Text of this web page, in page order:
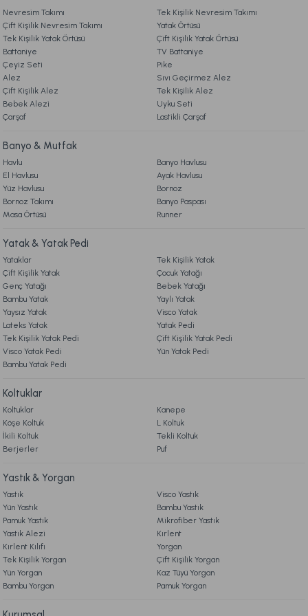
Bu ürüne benzer farklı alternatifler olmalı.
Gönder
3. ÖDEME
4. KARGO & TESLİMAT
5. İADE & DEĞİŞİM
7. KAMPANYA & İNDİRİMLER
9. YATAK & KOLTUK SİPARİŞ VE İADE İŞLEMLERİ
İndirim 4.490,00 TL
Ücretsiz Kargo
Venüs Next Comforter Uyku Seti Tek Kişilik
3.699,00 TL
Ücretsiz Kargo
Monica Next Comforter Uyku Seti Tek Kişilik
3.699,00 TL
Ücretsiz Kargo
Serra Next Comforter Uyku Seti Tek Kişilik
3.699,00 TL
%25
İndirim 3.499,00 TL
Double Comfort Uyku Paketi Tek Kişilik - Gri-Antrasit
%25
İndirim
4.685,00 TL
3.499,00 TL
Double Comfort Uyku Paketi Tek Kişilik - Gül Kurusu - Ekru
Nevresim Takımı
Tek Kişilik Nevresim Takımı
Çift Kişilik Nevresim Takımı
Yatak Örtüsü
Tek Kişilik Yatak Örtüsü
Çift Kişilik Yatak Örtüsü
Battaniye
TV Battaniye
Çeyiz Seti
Pike
Alez
Sıvı Geçirmez Alez
Çift Kişilik Alez
Tek Kişilik Alez
Bebek Alezi
Uyku Seti
Çarşaf
Lastikli Çarşaf
Banyo & Mutfak
Havlu
Banyo Havlusu
El Havlusu
Ayak Havlusu
Yüz Havlusu
Bornoz
Bornoz Takımı
Banyo Paspası
Masa Örtüsü
Runner
Yatak & Yatak Pedi
Yataklar
Tek Kişilik Yatak
Çift Kişilik Yatak
Çocuk Yatağı
Genç Yatağı
Bebek Yatağı
Bambu Yatak
Yaylı Yatak
Yaysız Yatak
Visco Yatak
Lateks Yatak
Yatak Pedi
Tek Kişilik Yatak Pedi
Çift Kişilik Yatak Pedi
Visco Yatak Pedi
Yün Yatak Pedi
Bambu Yatak Pedi
Koltuklar
Koltuklar
Kanepe
Köşe Koltuk
L Koltuk
İkili Koltuk
Tekli Koltuk
Berjerler
Puf
Yastık & Yorgan
Yastık
Visco Yastık
Yün Yastık
Bambu Yastık
Pamuk Yastık
Mikrofiber Yastık
Yastık Alezi
Kırlent
Kırlent Kılıfı
Yorgan
Tek Kişilik Yorgan
Çift Kişilik Yorgan
Yün Yorgan
Kaz Tüyü Yorgan
Bambu Yorgan
Pamuk Yorgan